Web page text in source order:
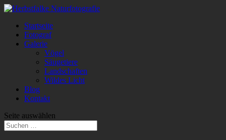
Startseite
Fotograf
Galerie
Vögel
Säugetiere
Landschaften
Wildes Licht
Blog
Kontakt
Seite auswählen